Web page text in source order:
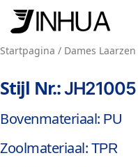
Startpagina / Dames Laarzen
Stijl Nr.:JH21005
Bovenmateriaal: PU
Zoolmateriaal: TPR